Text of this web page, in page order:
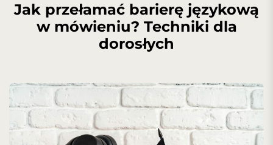
Jak przełamać barierę językową
w mówieniu? Techniki dla
dorosłych